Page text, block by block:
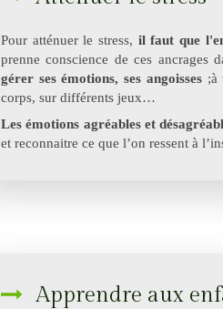
Pour atténuer le stress, il faut que
prenne conscience de ces ancrages
gérer ses émotions, ses angoisses;à
corps, sur différents jeux…
Les émotions agréables et
et reconnaitre ce que l’on ressent à
Apprendre aux